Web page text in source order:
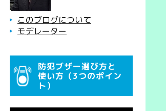
このブログについて
モデレーター
防犯ブザー選び方と
使い方（3つのポイン
ト）